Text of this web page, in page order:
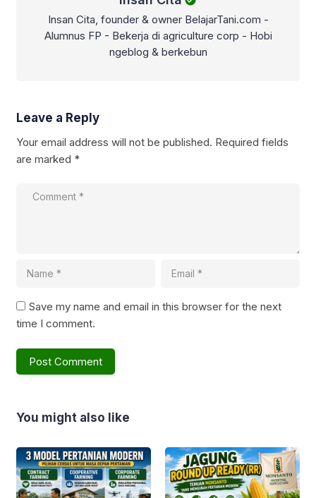
Insan Cita, founder & owner BelajarTani.com -
Alumnus FP - Bekerja di agriculture corp - Hobi
ngeblog & berkebun
Leave a Reply
Your email address will not be published. Required fields
are marked *
Save my name and email in this browser for the next
time I comment.
You might also like